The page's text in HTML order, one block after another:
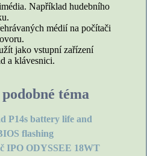
Například hudebního
médií na počítači
jako vstupní zařízení
a klávesnici.
téma
P14s battery life and
flashing
IPO ODYSSEE 18WT